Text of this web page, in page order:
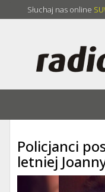
Słuchaj nas online
Policjanci
letniej